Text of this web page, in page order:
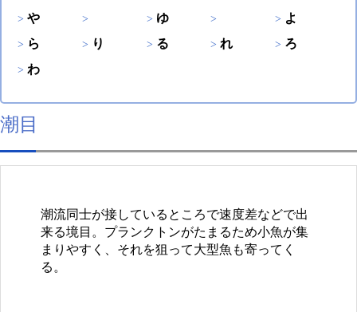
や
ゆ
よ
ら
り る れ
ろ
わ
潮目
潮流同士が接しているところで速度差などで出
来る境目。プランクトンがたまるため小魚が集
まりやすく、それを狙って大型魚も寄ってく
る。